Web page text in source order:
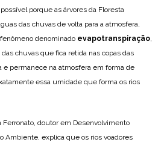
porque as árvores da Floresta
das chuvas de volta para a atmosfera,
denominado evapotranspiração
chuvas que fica retida nas copas das
e permanece na atmosfera em forma de
essa umidade que forma os rios
Ferronato, doutor em Desenvolvimento
Ambiente, explica que os rios voadores